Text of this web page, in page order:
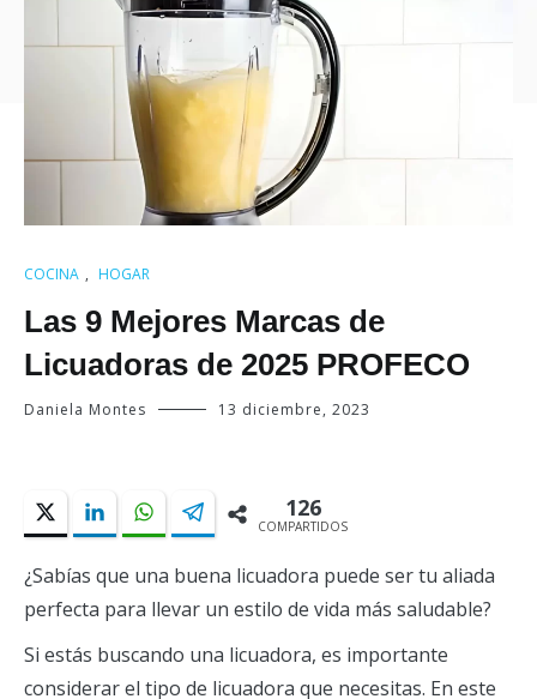
COCINA , HOGAR
Las 9 Mejores Marcas de
Licuadoras de 2025 PROFECO
Daniela Montes 13 diciembre, 2023
126
COMPARTIDOS
¿Sabías que una buena licuadora puede ser tu aliada
perfecta para llevar un estilo de vida más saludable?
Si estás buscando una licuadora, es importante
considerar el tipo de licuadora que necesitas. En este